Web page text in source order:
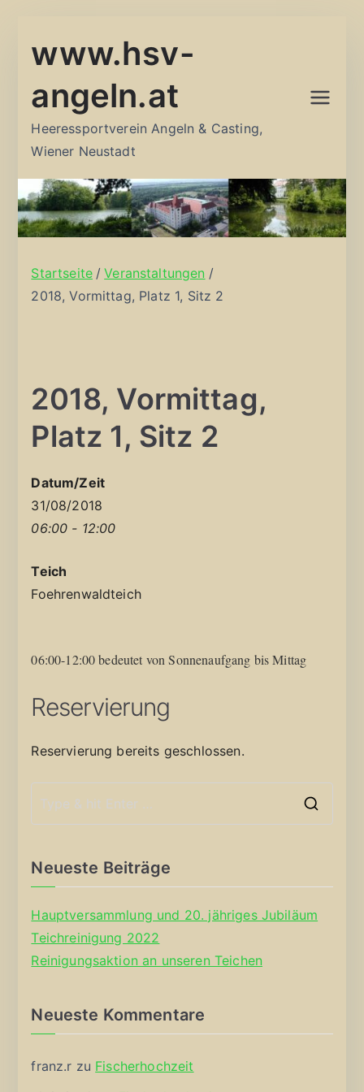
Inhalt
www.hsv-
angeln.at
Heeressportverein Angeln & Casting,
Wiener Neustadt
Startseite
Veranstaltungen
2018, Vormittag, Platz 1, Sitz 2
2018, Vormittag,
Platz 1, Sitz 2
Datum/Zeit
31/08/2018
06:00 - 12:00
Teich
Foehrenwaldteich
06:00-12:00 bedeutet von Sonnenaufgang bis Mittag
Reservierung
Reservierung bereits geschlossen.
Neueste Beiträge
Hauptversammlung und 20. jähriges Jubiläum
Teichreinigung 2022
Reinigungsaktion an unseren Teichen
Neueste Kommentare
franz.r zu Fischerhochzeit